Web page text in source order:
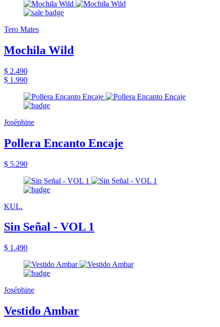
Tero Mates
Mochila Wild
$ 2.490
$ 1.990
Joséphine
Pollera Encanto Encaje
$ 5.290
KUL.
Sin Señal - VOL 1
$ 1.490
Joséphine
Vestido Ambar